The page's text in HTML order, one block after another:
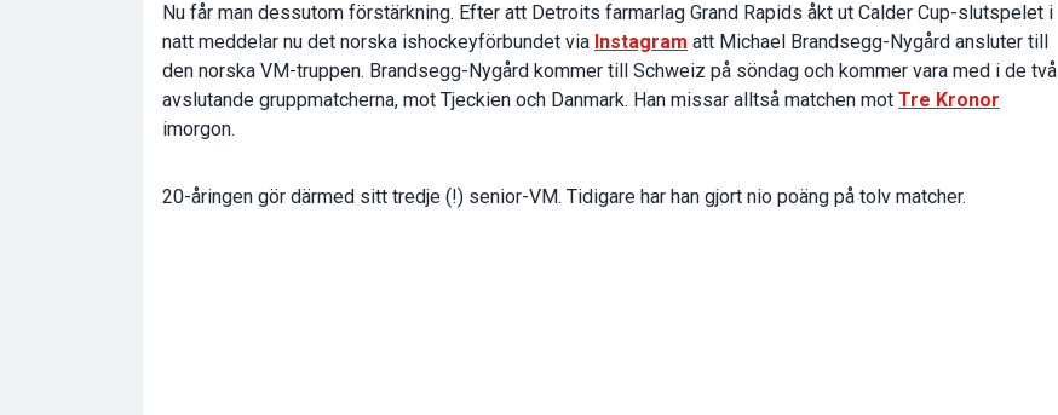
Nu får man dessutom förstärkning. Efter att Detroits farmarlag Grand Rapids åkt ut Calder Cup-slutspelet i
natt meddelar nu det norska ishockeyförbundet via Instagram att Michael Brandsegg-Nygård ansluter till
den norska VM-truppen. Brandsegg-Nygård kommer till Schweiz på söndag och kommer vara med i de två
avslutande gruppmatcherna, mot Tjeckien och Danmark. Han missar alltså matchen mot Tre Kronor
imorgon.
20-åringen gör därmed sitt tredje (!) senior-VM. Tidigare har han gjort nio poäng på tolv matcher.